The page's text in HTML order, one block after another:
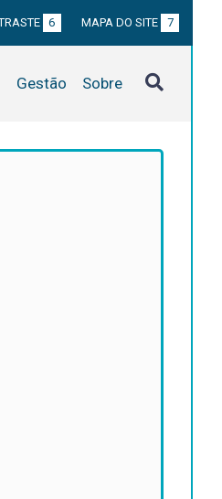
6 MAPA DO SITE 7
Gestão Sobre